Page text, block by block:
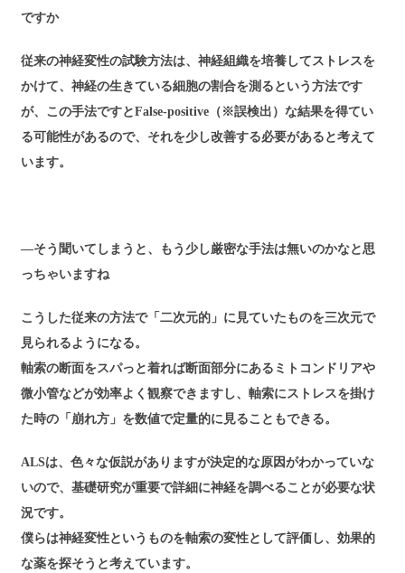
ですか
従来の神経変性の試験方法は、神経組織を培養してストレスを
かけて、神経の生きている細胞の割合を測るという方法です
が、この手法ですとFalse-positive（※誤検出）な結果を得てい
る可能性があるので、それを少し改善する必要があると考えて
います。
―そう聞いてしまうと、もう少し厳密な手法は無いのかなと思
っちゃいますね
こうした従来の方法で「二次元的」に見ていたものを三次元で
見られるようになる。
軸索の断面をスパっと着れば断面部分にあるミトコンドリアや
微小管などが効率よく観察できますし、軸索にストレスを掛け
た時の「崩れ方」を数値で定量的に見ることもできる。
ALSは、色々な仮説がありますが決定的な原因がわかっていな
いので、基礎研究が重要で詳細に神経を調べることが必要な状
況です。
僕らは神経変性というものを軸索の変性として評価し、効果的
な薬を探そうと考えています。